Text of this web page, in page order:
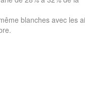
blanches avec les